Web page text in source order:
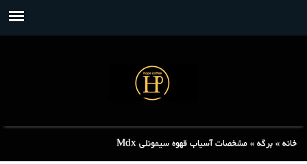
خانه » برگه » مشخصات آسیاب قهوه سیمونلی Mdx